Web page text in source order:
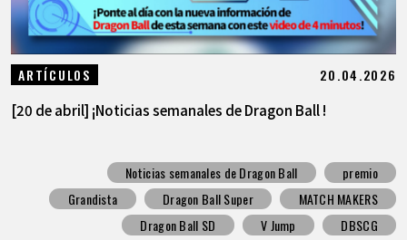
ARTÍCULOS 20.04.2026
[20 de abril] ¡Noticias semanales de Dragon Ball !
Noticias semanales de Dragon Ball
premio
Grandista
Dragon Ball Super
MATCH MAKERS
Dragon Ball SD
V Jump
DBSCG